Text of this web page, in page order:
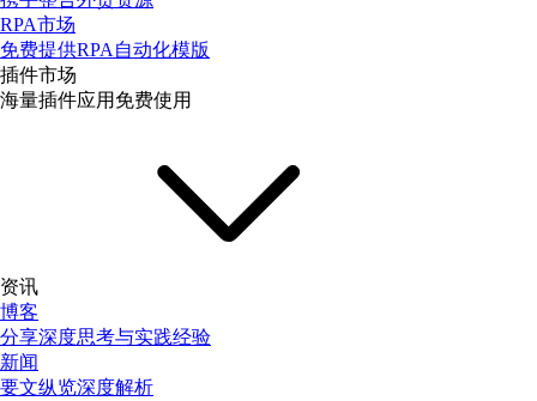
RPA市场
免费提供RPA自动化模版
插件市场
海量插件应用免费使用
资讯
博客
分享深度思考与实践经验
新闻
要文纵览深度解析